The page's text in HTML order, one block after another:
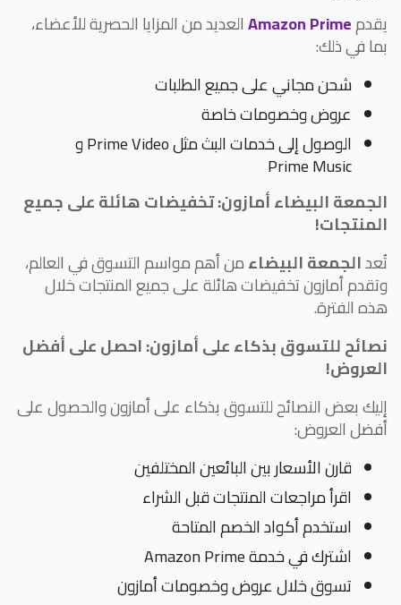
يقدمAmazon Primeالعديد من المزايا الحصرية للأعضاء،
بما في ذلك:
شحن مجاني على جميع الطلبات
عروض وخصومات خاصة
الوصول إلى خدمات البث مثل Prime Video و
Prime Music
الجمعة البيضاء أمازون: تخفيضات هائلة على جميع
المنتجات!
تُعدالجمعة البيضاءمن أهم مواسم التسوق في العالم،
وتقدم أمازون تخفيضات هائلة على جميع المنتجات خلال
هذه الفترة.
نصائح للتسوق بذكاء على أمازون: احصل على أفضل
العروض!
إليك بعض النصائح للتسوق بذكاء على أمازون والحصول على
أفضل العروض:
قارن الأسعار بين البائعين المختلفين
اقرأ مراجعات المنتجات قبل الشراء
استخدم أكواد الخصم المتاحة
اشترك في خدمة Amazon Prime
تسوق خلال عروض وخصومات أمازون